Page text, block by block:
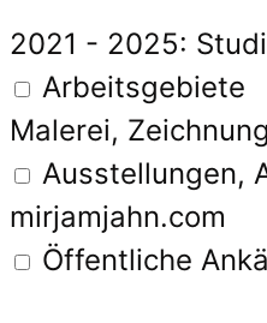
2021 - 2025:
Arbeitsgebiete
Malerei,
Ausstellungen,
mirjamjahn.com
Öffentliche